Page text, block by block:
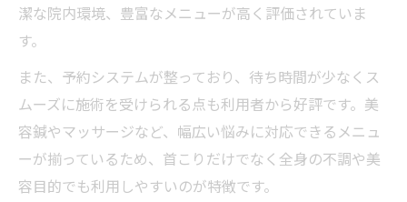
潔な院内環境、豊富なメニューが高く評価されていま
す。
また、予約システムが整っており、待ち時間が少なくス
ムーズに施術を受けられる点も利用者から好評です。美
容鍼やマッサージなど、幅広い悩みに対応できるメニュ
ーが揃っているため、首こりだけでなく全身の不調や美
容目的でも利用しやすいのが特徴です。